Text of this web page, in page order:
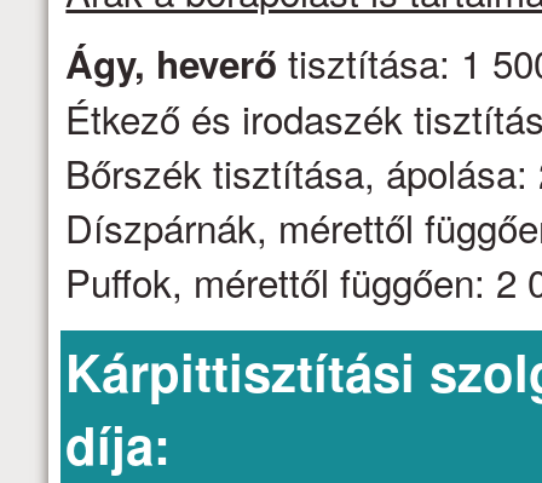
Ágy, heverő tisztítása: 1
Étkező és irodaszék
Bőrszék tisztítása,
Díszpárnák, mérettől
Puffok, mérettől függően: 2
Kárpittisztítási
díja: